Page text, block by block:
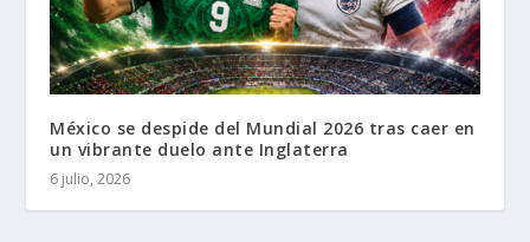
México se despide del Mundial 2026 tras caer en
un vibrante duelo ante Inglaterra
6 julio, 2026